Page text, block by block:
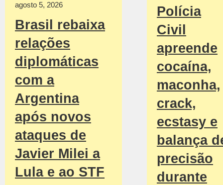
agosto 5, 2026
Brasil rebaixa
relações
diplomáticas
com a
Argentina
após novos
ataques de
Javier Milei a
Lula e ao STF
Polícia
Civil
apreende
cocaína,
maconha,
crack,
ecstasy e
balança
precisão
durante